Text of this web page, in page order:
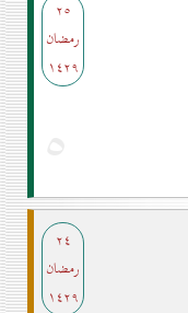
۲٥
رمضان
۱٤۲۹
۲٤
رمضان
۱٤۲۹